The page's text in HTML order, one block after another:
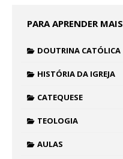
PARA APRENDER MAIS
DOUTRINA CATÓLICA
HISTÓRIA DA IGREJA
CATEQUESE
TEOLOGIA
AULAS